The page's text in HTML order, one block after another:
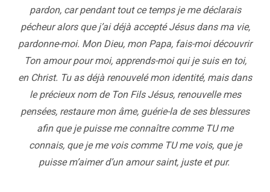
pardon, car pendant tout ce temps je me déclarais
pécheur alors que j’ai déjà accepté Jésus dans ma vie,
pardonne-moi. Mon Dieu, mon Papa, fais-moi découvrir
Ton amour pour moi, apprends-moi qui je suis en toi,
en Christ. Tu as déjà renouvelé mon identité, mais dans
le précieux nom de Ton Fils Jésus, renouvelle mes
pensées, restaure mon âme, guérie-la de ses blessures
afin que je puisse me connaître comme TU me
connais, que je me vois comme TU me vois, que je
puisse m’aimer d’un amour saint, juste et pur.